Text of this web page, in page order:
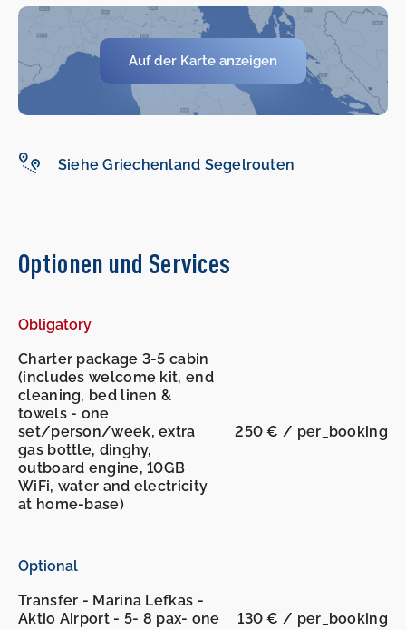
Auf der Karte anzeigen
Siehe Griechenland Segelrouten
Optionen und Services
Obligatory
Charter package 3-5 cabin
(includes welcome kit, end
cleaning, bed linen &
towels - one
set/person/week, extra
gas bottle, dinghy,
outboard engine, 10GB
WiFi, water and electricity
at home-base)
250 € / per_booking
Optional
Transfer - Marina Lefkas -
Aktio Airport - 5- 8 pax- one
130 € / per_booking
-